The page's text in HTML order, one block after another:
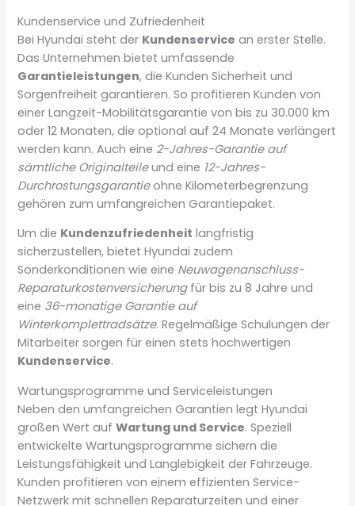
Kundenservice und Zufriedenheit
Bei Hyundai steht der Kundenservice an erster Stelle.
Das Unternehmen bietet umfassende
Garantieleistungen, die Kunden Sicherheit und
Sorgenfreiheit garantieren. So profitieren Kunden von
einer Langzeit-Mobilitätsgarantie von bis zu 30.000 km
oder 12 Monaten, die optional auf 24 Monate verlängert
werden kann. Auch eine 2-Jahres-Garantie auf
sämtliche Originalteileund eine 12-Jahres-
Durchrostungsgarantieohne Kilometerbegrenzung
gehören zum umfangreichen Garantiepaket.
Um die Kundenzufriedenheit langfristig
sicherzustellen, bietet Hyundai zudem
Sonderkonditionen wie eine Neuwagenanschluss-
Reparaturkostenversicherungfür bis zu 8 Jahre und
eine 36-monatige Garantie auf
Winterkomplettradsätze. Regelmäßige Schulungen der
Mitarbeiter sorgen für einen stets hochwertigen
Kundenservice.
Wartungsprogramme und Serviceleistungen
Neben den umfangreichen Garantien legt Hyundai
großen Wert aufWartung und Service. Speziell
entwickelte Wartungsprogramme sichern die
Leistungsfähigkeit und Langlebigkeit der Fahrzeuge.
Kunden profitieren von einem effizienten Service-
Netzwerk mit schnellen Reparaturzeiten und einer